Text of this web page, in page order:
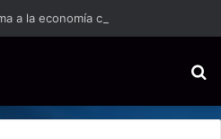
a la economía circular